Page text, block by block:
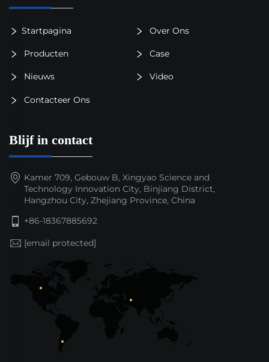
Startpagina Over Ons
Producten Case
Nieuws Video
Contacteer Ons
Blijf in contact
Kamer 709, Gebouw B, Xingyao Science and
Technology Innovation City, Binjiang District,
Hangzhou City, Zhejiang Province, China
+86-18367885692
[email protected]